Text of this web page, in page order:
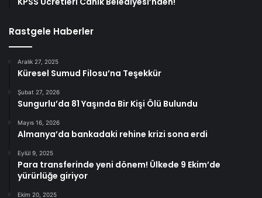
Rastgele Haberler
Aralık 27, 2025
Küresel Sumud Filosu’na Teşekkür
Şubat 27, 2026
Sungurlu’da 81 Yaşında Bir Kişi Ölü Bulundu
Mayıs 16, 2026
Almanya’da bankadaki rehine krizi sona erdi
Eylül 9, 2025
Para transferinde yeni dönem! Ülkede 9 Ekim’de
yürürlüğe giriyor
Ekim 20, 2025